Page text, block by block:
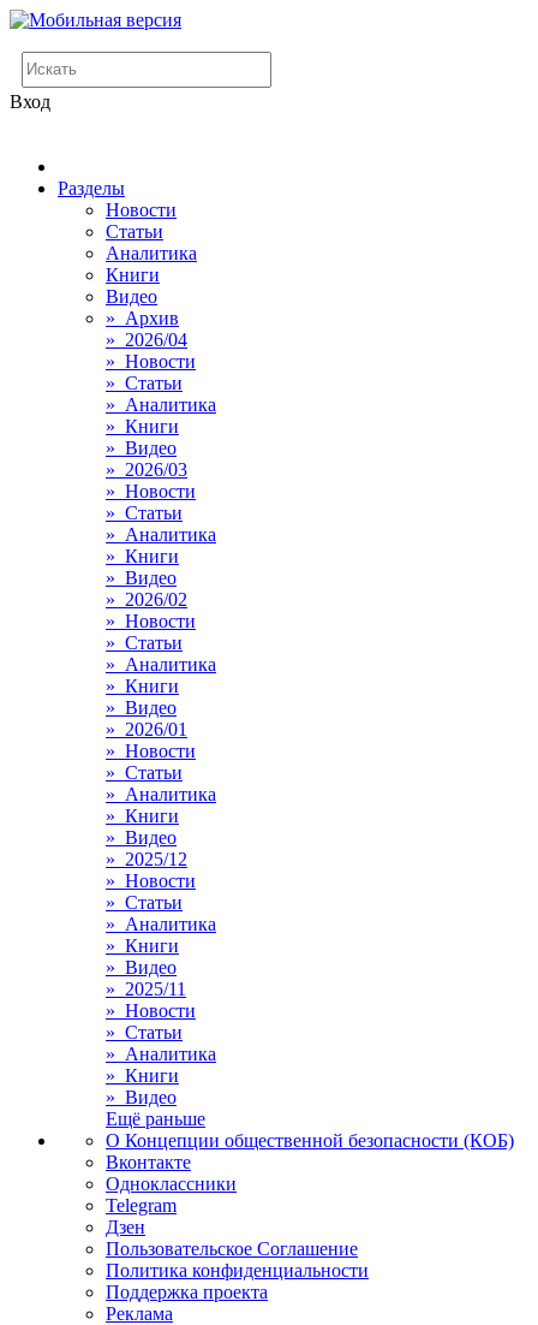
Вход
Разделы
Новости
Статьи
Аналитика
Книги
Видео
» Архив
» 2026/04
» Новости
» Статьи
» Аналитика
» Книги
» Видео
» 2026/03
» Новости
» Статьи
» Аналитика
» Книги
» Видео
» 2026/02
» Новости
» Статьи
» Аналитика
» Книги
» Видео
» 2026/01
» Новости
» Статьи
» Аналитика
» Книги
» Видео
» 2025/12
» Новости
» Статьи
» Аналитика
» Книги
» Видео
» 2025/11
» Новости
» Статьи
» Аналитика
» Книги
» Видео
Ещё раньше
О Концепции общественной безопасности (КОБ)
Вконтакте
Одноклассники
Telegram
Дзен
Пользовательское Соглашение
Политика конфиденциальности
Поддержка проекта
Реклама